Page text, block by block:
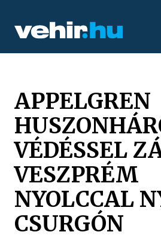
APPELGREN
VÉDÉSSEL
VESZPRÉM
NYOLCCAL
CSURGÓN